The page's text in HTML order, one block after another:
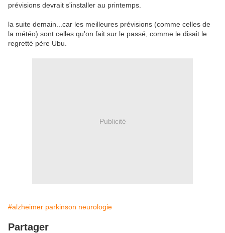
prévisions devrait s'installer au printemps.
la suite demain...car les meilleures prévisions (comme celles de
la météo) sont celles qu'on fait sur le passé, comme le disait le
regretté père Ubu.
Publicité
#alzheimer parkinson neurologie
Partager